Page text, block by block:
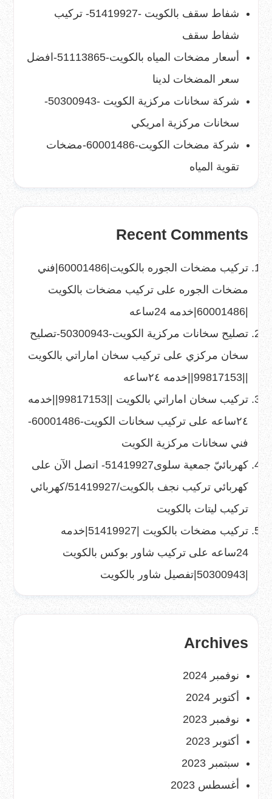
شفاط سقف بالكويت -51419927- تركيب
شفاط سقف
أسعار مضخات المياه بالكويت-51113865-افضل
سعر المضخات لدينا
شركة سخانات مركزية الكويت -50300943-
سخانات مركزية امريكي
شركة مضخات الكويت-60001486-مضخات
تقوية المياه
Recent Comments
تركيب مضخات الجوره بالكويت|60001486|فني
مضخات الجوره على تركيب مضخات بالكويت
تصليح سخانات مركزية الكويت-50300943-تصليح
سخان مركزي على تركيب سخان اماراتي بالكويت
تركيب سخان اماراتي بالكويت ||99817153||خدمه
٢٤ساعه
على
تركيب سخانات الكويت-60001486-
فني سخانات مركزية الكويت
كهربائيّ جمعية سلوى51419927- اتصل الآن
على
كهربائي تركيب نجف بالكويت/51419927/كهربائي
تركيب ليتات بالكويت
تركيب مضخات بالكويت |51419927|خدمه
24ساعه
على تركيب شاور بوكس بالكويت
Archives
نوفمبر 2024
أكتوبر 2024
نوفمبر 2023
أكتوبر 2023
سبتمبر 2023
أغسطس 2023